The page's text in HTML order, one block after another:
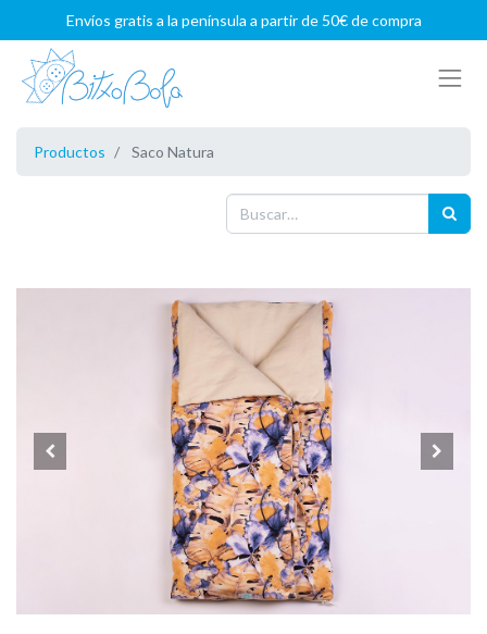
Envíos gratis a la península a partir de 50€ de compra
Productos Saco Natura